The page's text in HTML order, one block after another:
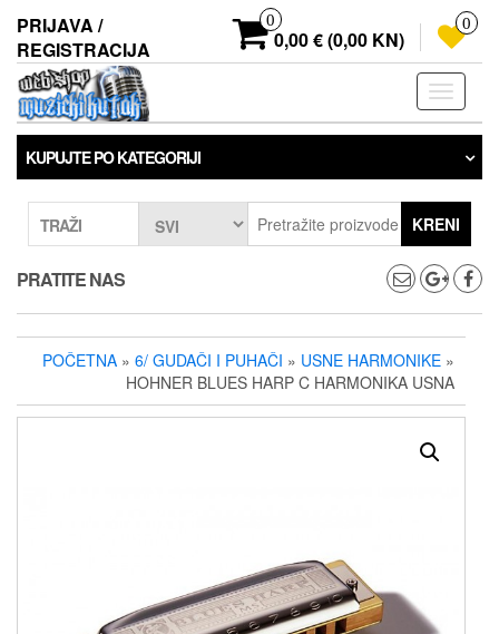
sadržaj
PRIJAVA /
REGISTRACIJA
0
0,00 € (0,00 KN)
0
KUPUJTE PO KATEGORIJI
TRAŽI KRENI
PRATITE NAS
POČETNA » 6/ GUDAČI I PUHAČI » USNE HARMONIKE »
HOHNER BLUES HARP C HARMONIKA USNA